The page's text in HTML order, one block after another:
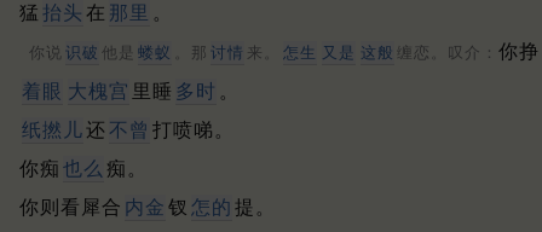
猛 抬头 在 那里 。
你说 识破 他是 蝼蚁 。那 讨情 来。 怎生 又是 这般 缠恋。叹介： 你挣
着眼 大槐宫 里睡 多时 。
纸撚儿还 不曾 打喷㖒。
你痴 也么 痴。
你则看犀合 内金 钗 怎的 提。